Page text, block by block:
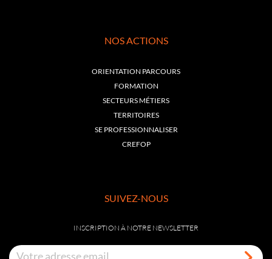
NOS ACTIONS
ORIENTATION PARCOURS
FORMATION
SECTEURS MÉTIERS
TERRITOIRES
SE PROFESSIONNALISER
CREFOP
SUIVEZ-NOUS
INSCRIPTION À NOTRE NEWSLETTER